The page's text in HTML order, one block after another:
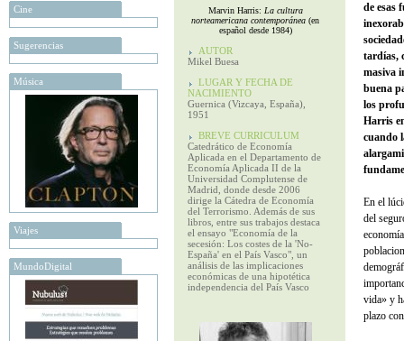
Cine
Sugerencias
Música
Viajes
MundoDigital
Marvin Harris: La cultura
norteamericana contemporánea (en
español desde 1984)
AUTOR
Mikel Buesa
LUGAR Y FECHA DE
NACIMIENTO
Guernica (Vizcaya, España),
1951
BREVE CURRICULUM
Catedrático de Economía
Aplicada en el Departamento de
Economía Aplicada II de la
Universidad Complutense de
Madrid, donde desde 2006
dirige la Cátedra de Economía
del Terrorismo. Además de sus
libros, entre sus trabajos destaca
el ensayo "Economía de la
secesión: Los costes de la 'No-
España' en el País Vasco", un
análisis de las implicaciones
económicas de una hipotética
independencia del País Vasco
de esas
tardías,
masiva
buena
los
Harris
cuando
En el
del
vida» y
plazo